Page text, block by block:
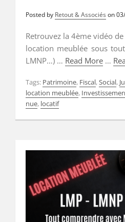
Posted by Retout & Associés on
Retrouvez la 4ème vidéo
location meublée sous
LMNP…) … Read More …
Tags: Patrimoine, Fiscal,Social,
location meublée,
nue, locatif